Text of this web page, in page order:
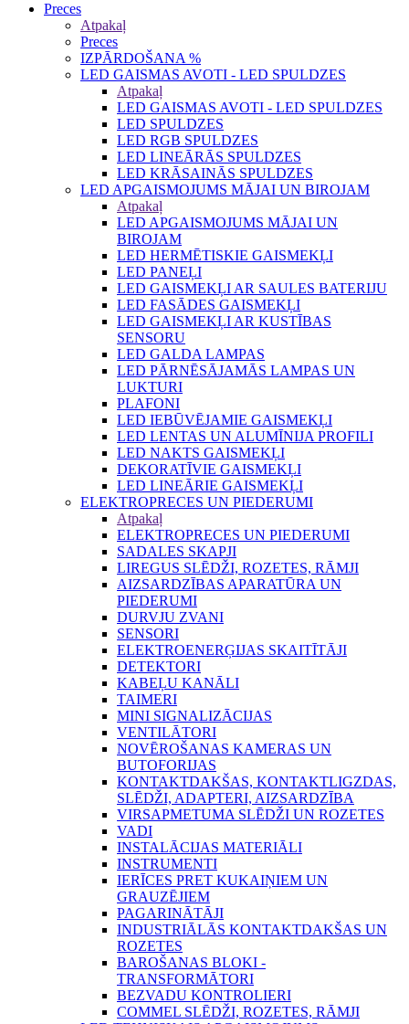
Preces
Atpakaļ
Preces
IZPĀRDOŠANA %
LED GAISMAS AVOTI - LED SPULDZES
Atpakaļ
LED GAISMAS AVOTI - LED SPULDZES
LED SPULDZES
LED RGB SPULDZES
LED LINEĀRĀS SPULDZES
LED KRĀSAINĀS SPULDZES
LED APGAISMOJUMS MĀJAI UN BIROJAM
Atpakaļ
LED APGAISMOJUMS MĀJAI UN
BIROJAM
LED HERMĒTISKIE GAISMEKĻI
LED PANEĻI
LED GAISMEKĻI AR SAULES BATERIJU
LED FASĀDES GAISMEKĻI
LED GAISMEKĻI AR KUSTĪBAS
SENSORU
LED GALDA LAMPAS
LED PĀRNĒSĀJAMĀS LAMPAS UN
LUKTURI
PLAFONI
LED IEBŪVĒJAMIE GAISMEKĻI
LED LENTAS UN ALUMĪNIJA PROFILI
LED NAKTS GAISMEKĻI
DEKORATĪVIE GAISMEKĻI
LED LINEĀRIE GAISMEKĻI
ELEKTROPRECES UN PIEDERUMI
Atpakaļ
ELEKTROPRECES UN PIEDERUMI
SADALES SKAPJI
LIREGUS SLĒDŽI, ROZETES, RĀMJI
AIZSARDZĪBAS APARATŪRA UN
PIEDERUMI
DURVJU ZVANI
SENSORI
ELEKTROENERĢIJAS SKAITĪTĀJI
DETEKTORI
KABEĻU KANĀLI
TAIMERI
MINI SIGNALIZĀCIJAS
VENTILĀTORI
NOVĒROŠANAS KAMERAS UN
BUTOFORIJAS
KONTAKTDAKŠAS, KONTAKTLIGZDAS,
SLĒDŽI, ADAPTERI, AIZSARDZĪBA
VIRSAPMETUMA SLĒDŽI UN ROZETES
VADI
INSTALĀCIJAS MATERIĀLI
INSTRUMENTI
IERĪCES PRET KUKAIŅIEM UN
GRAUZĒJIEM
PAGARINĀTĀJI
INDUSTRIĀLĀS KONTAKTDAKŠAS UN
ROZETES
BAROŠANAS BLOKI -
TRANSFORMĀTORI
BEZVADU KONTROLIERI
COMMEL SLĒDŽI, ROZETES, RĀMJI